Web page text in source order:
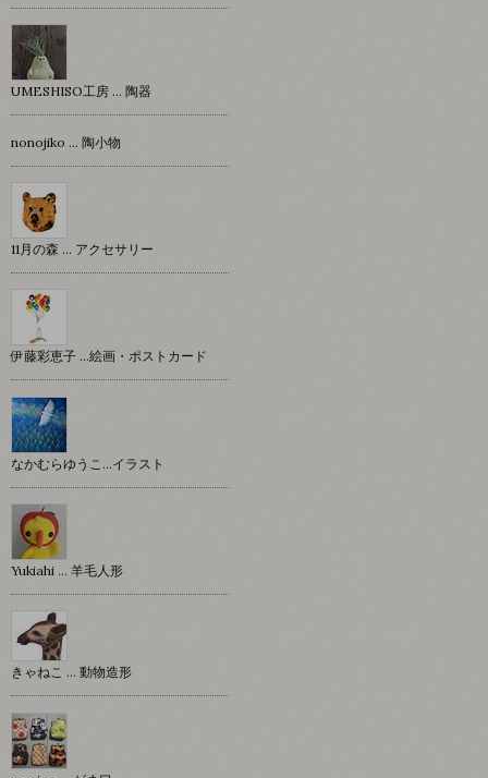
UMESHISO工房 … 陶器
nonojiko ... 陶小物
11月の森 … アクセサリー
伊藤彩恵子 …絵画・ポストカード
なかむらゆうこ…イラスト
Yukiahi … 羊毛人形
きゃねこ … 動物造形